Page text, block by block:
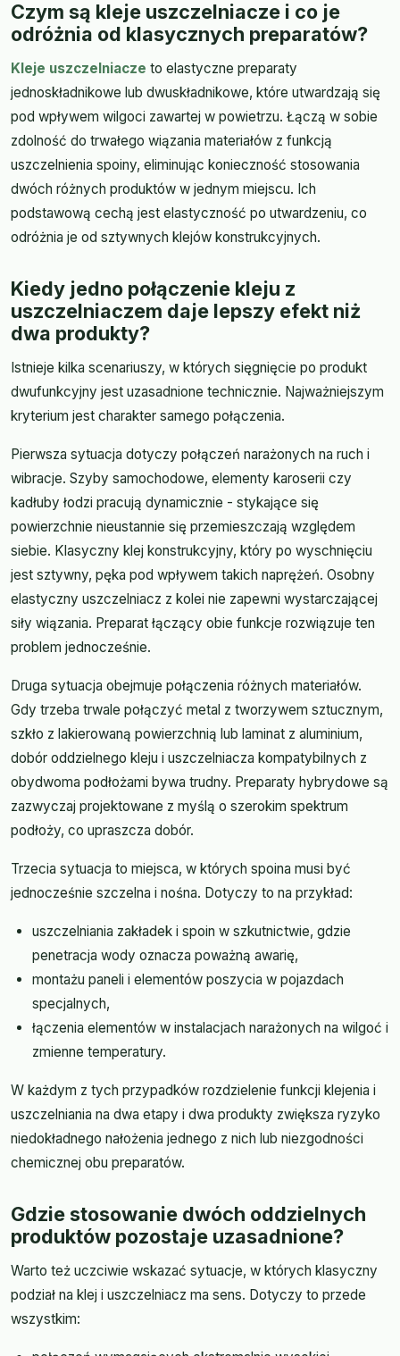
Czym są kleje uszczelniacze i co je
odróżnia od klasycznych preparatów?
Kleje uszczelniacze to elastyczne preparaty
jednoskładnikowe lub dwuskładnikowe, które utwardzają się
pod wpływem wilgoci zawartej w powietrzu. Łączą w sobie
zdolność do trwałego wiązania materiałów z funkcją
uszczelnienia spoiny, eliminując konieczność stosowania
dwóch różnych produktów w jednym miejscu. Ich
podstawową cechą jest elastyczność po utwardzeniu, co
odróżnia je od sztywnych klejów konstrukcyjnych.
Kiedy jedno połączenie kleju z
uszczelniaczem daje lepszy efekt niż
dwa produkty?
Istnieje kilka scenariuszy, w których sięgnięcie po produkt
dwufunkcyjny jest uzasadnione technicznie. Najważniejszym
kryterium jest charakter samego połączenia.
Pierwsza sytuacja dotyczy połączeń narażonych na ruch i
wibracje. Szyby samochodowe, elementy karoserii czy
kadłuby łodzi pracują dynamicznie - stykające się
powierzchnie nieustannie się przemieszczają względem
siebie. Klasyczny klej konstrukcyjny, który po wyschnięciu
jest sztywny, pęka pod wpływem takich naprężeń. Osobny
elastyczny uszczelniacz z kolei nie zapewni wystarczającej
siły wiązania. Preparat łączący obie funkcje rozwiązuje ten
problem jednocześnie.
Druga sytuacja obejmuje połączenia różnych materiałów.
Gdy trzeba trwale połączyć metal z tworzywem sztucznym,
szkło z lakierowaną powierzchnią lub laminat z aluminium,
dobór oddzielnego kleju i uszczelniacza kompatybilnych z
obydwoma podłożami bywa trudny. Preparaty hybrydowe są
zazwyczaj projektowane z myślą o szerokim spektrum
podłoży, co upraszcza dobór.
Trzecia sytuacja to miejsca, w których spoina musi być
jednocześnie szczelna i nośna. Dotyczy to na przykład:
uszczelniania zakładek i spoin w szkutnictwie, gdzie
penetracja wody oznacza poważną awarię,
montażu paneli i elementów poszycia w pojazdach
specjalnych,
łączenia elementów w instalacjach narażonych na wilgoć i
zmienne temperatury.
W każdym z tych przypadków rozdzielenie funkcji klejenia i
uszczelniania na dwa etapy i dwa produkty zwiększa ryzyko
niedokładnego nałożenia jednego z nich lub niezgodności
chemicznej obu preparatów.
Gdzie stosowanie dwóch oddzielnych
produktów pozostaje uzasadnione?
Warto też uczciwie wskazać sytuacje, w których klasyczny
podział na klej i uszczelniacz ma sens. Dotyczy to przede
wszystkim: